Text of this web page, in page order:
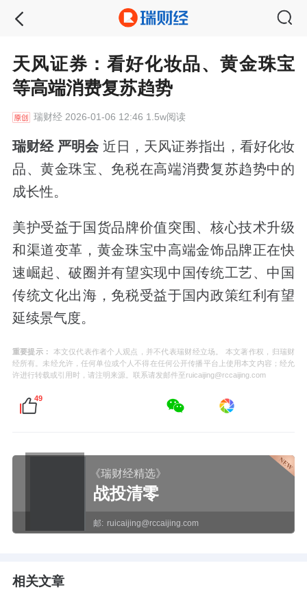
天风证券：看好化妆品、黄金珠宝
等高端消费复苏趋势
瑞财经2026-01-06 12:46 1.5w阅读
瑞财经 严明会 近日，天风证券指出，看好化妆
品、黄金珠宝、免税在高端消费复苏趋势中的
成长性。
美护受益于国货品牌价值突围、核心技术升级
和渠道变革，黄金珠宝中高端金饰品牌正在快
速崛起、破圈并有望实现中国传统工艺、中国
传统文化出海，免税受益于国内政策红利有望
延续景气度。
重要提示：
本文仅代表作者个人观点，并不代表瑞财经立场。 本文著作权，归瑞财
经所有。未经允许，任何单位或个人不得在任何公开传播平台上使用本文内容；经允
许进行转载或引用时，请注明来源。联系请发邮件至ruicaijing@rccaijing.com
49
《瑞财经精选》
战投清零
邮: ruicaijing@rccaijing.com
相关文章